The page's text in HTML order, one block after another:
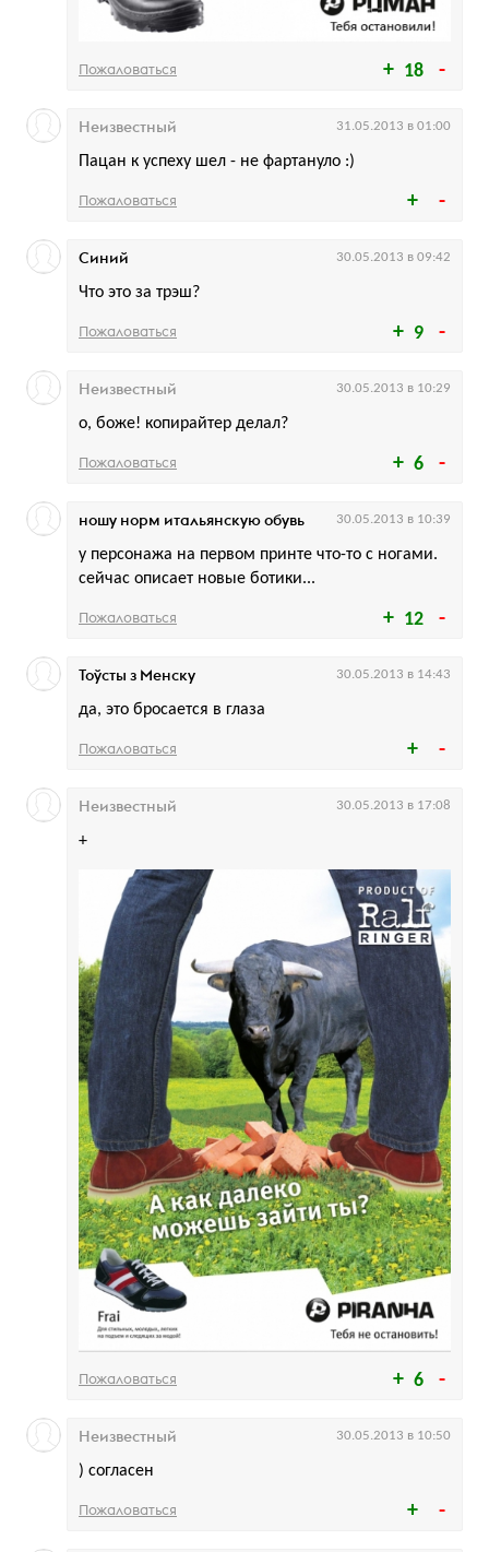
18
Пожаловаться
Пацан к успеху шел - не фартануло :)
Неизвестный 31.05.2013 в 01:00
Пожаловаться
9
Что это за трэш?
Синий 30.05.2013 в 09:42
Пожаловаться
6
о, боже! копирайтер делал?
Неизвестный 30.05.2013 в 10:29
Пожаловаться
12
у персонажа на первом принте что-то с ногами.
сейчас описает новые ботики...
ношу норм итальянскую обувь 30.05.2013 в 10:39
Пожаловаться
да, это бросается в глаза
Тоўсты з Менску 30.05.2013 в 14:43
Пожаловаться
6
+
Неизвестный 30.05.2013 в 17:08
Пожаловаться
) согласен
Неизвестный 30.05.2013 в 10:50
Пожаловаться